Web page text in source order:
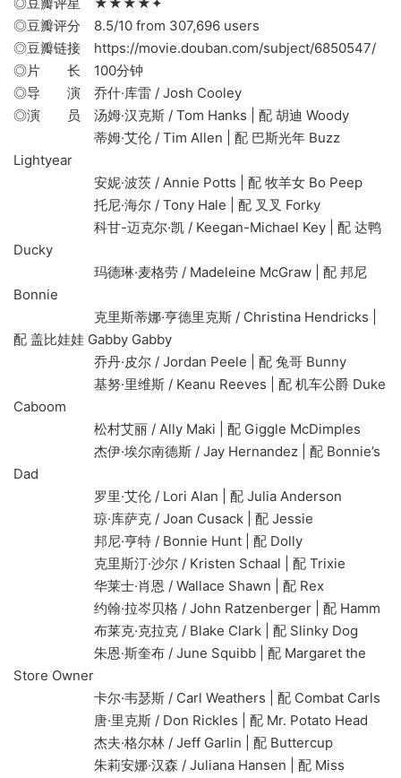
◎豆瓣评分 8.5/10 from 307,696 users
◎豆瓣链接 https://movie.douban.com/subject/6850547/
◎片 长 100分钟
◎导 演 乔什·库雷 / Josh Cooley
◎演 员 汤姆·汉克斯 / Tom Hanks | 配 胡迪 Woody
蒂姆·艾伦 / Tim Allen | 配 巴斯光年 Buzz
Lightyear
安妮·波茨 / Annie Potts | 配 牧羊女 Bo Peep
托尼·海尔 / Tony Hale | 配 叉叉 Forky
科甘-迈克尔·凯 / Keegan-Michael Key | 配 达鸭
Ducky
玛德琳·麦格劳 / Madeleine McGraw | 配 邦尼
Bonnie
克里斯蒂娜·亨德里克斯 / Christina Hendricks |
配 盖比娃娃 Gabby Gabby
乔丹·皮尔 / Jordan Peele | 配 兔哥 Bunny
基努·里维斯 / Keanu Reeves | 配 机车公爵 Duke
Caboom
松村艾丽 / Ally Maki | 配 Giggle McDimples
杰伊·埃尔南德斯 / Jay Hernandez | 配 Bonnie’s
Dad
罗里·艾伦 / Lori Alan | 配 Julia Anderson
琼·库萨克 / Joan Cusack | 配 Jessie
邦尼·亨特 / Bonnie Hunt | 配 Dolly
克里斯汀·沙尔 / Kristen Schaal | 配 Trixie
华莱士·肖恩 / Wallace Shawn | 配 Rex
约翰·拉岑贝格 / John Ratzenberger | 配 Hamm
布莱克·克拉克 / Blake Clark | 配 Slinky Dog
朱恩·斯奎布 / June Squibb | 配 Margaret the
Store Owner
卡尔·韦瑟斯 / Carl Weathers | 配 Combat Carls
唐·里克斯 / Don Rickles | 配 Mr. Potato Head
杰夫·格尔林 / Jeff Garlin | 配 Buttercup
朱莉安娜·汉森 / Juliana Hansen | 配 Miss